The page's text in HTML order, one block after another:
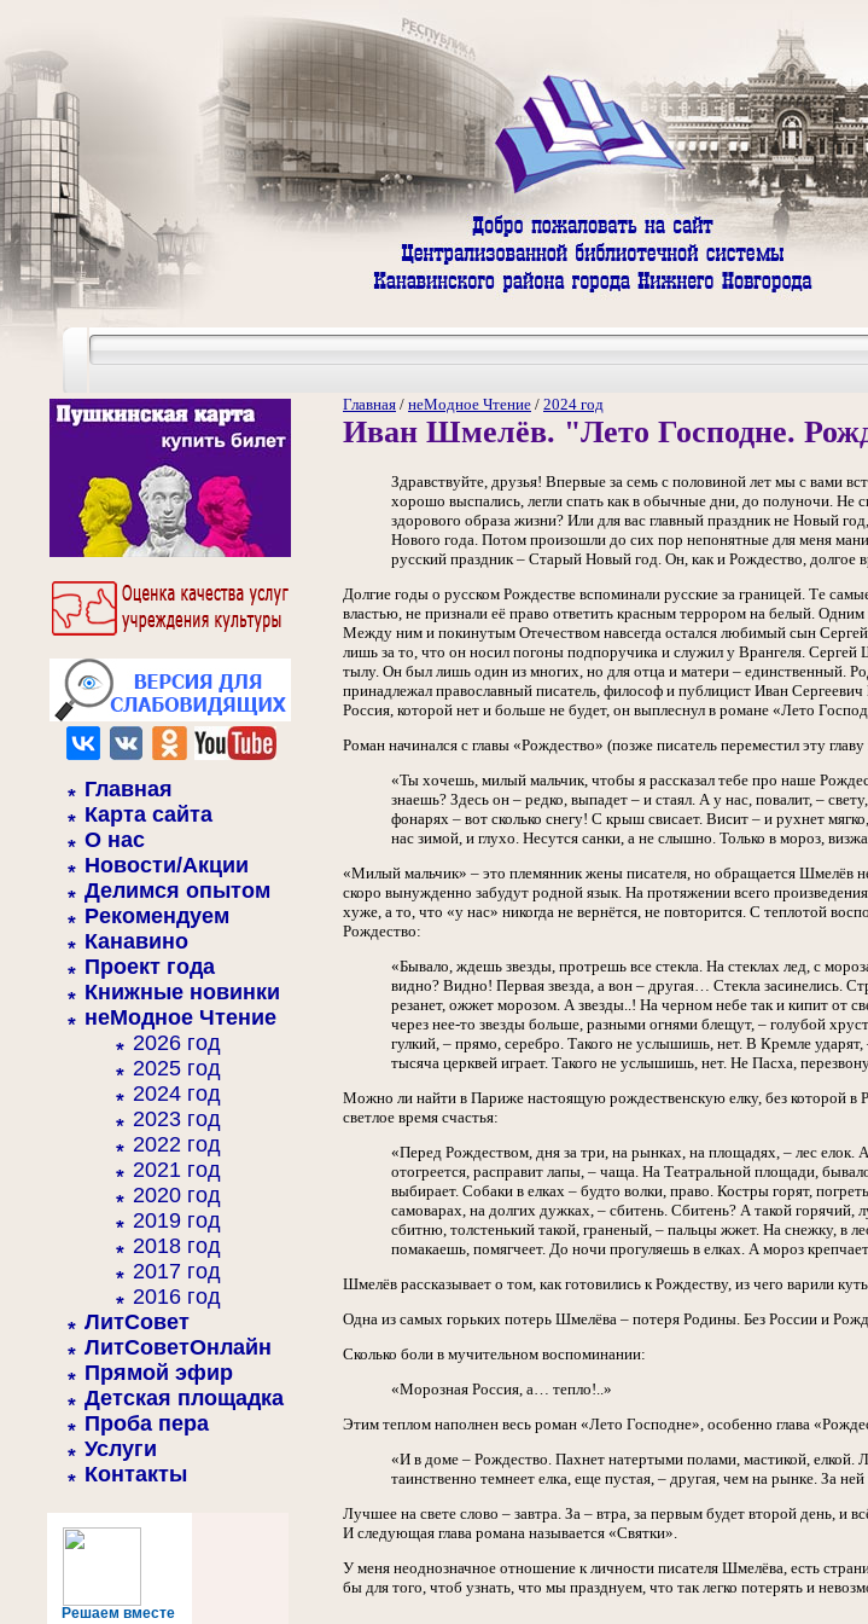
Главная
Карта сайта
О нас
Новости/Акции
Делимся опытом
Рекомендуем
Канавино
Проект года
Книжные новинки
неМодное Чтение
2026 год
2025 год
2024 год
2023 год
2022 год
2021 год
2020 год
2019 год
2018 год
2017 год
2016 год
ЛитСовет
ЛитСоветОнлайн
Прямой эфир
Детская площадка
Проба пера
Услуги
Контакты
Решаем вместе
Главная / неМодное Чтение / 2024 год
Иван Шмелёв. "Лето Господне.
Здравствуйте, друзья! Впервые за семь с половиной лет мы с вами
хорошо выспались, легли спать как в обычные дни, до полуночи. Не
здорового образа жизни? Или для вас главный праздник не Новый
Нового года. Потом произошли до сих пор непонятные для меня
русский праздник – Старый Новый год. Он, как и Рождество, долгое
Долгие годы о русском Рождестве вспоминали русские за границей. Те
властью, не признали её право ответить красным террором на белый. Одним
Между ним и покинутым Отечеством навсегда остался любимый сын
лишь за то, что он носил погоны подпоручика и служил у Врангеля. Сергей
тылу. Он был лишь один из многих, но для отца и матери – единственный.
принадлежал православный писатель, философ и публицист Иван
Россия, которой нет и больше не будет, он выплеснул в романе «Лето
Роман начинался с главы «Рождество» (позже писатель переместил эту
«Ты хочешь, милый мальчик, чтобы я рассказал тебе про наше
знаешь? Здесь он – редко, выпадет – и стаял. А у нас, повалит, –
фонарях – вот сколько снегу! С крыш свисает. Висит – и рухнет
нас зимой, и глухо. Несутся санки, а не слышно. Только в мороз,
«Милый мальчик» – это племянник жены писателя, но обращается Шмелёв
скоро вынужденно забудут родной язык. На протяжении всего
хуже, а то, что «у нас» никогда не вернётся, не повторится. С теплотой
Рождество:
«Бывало, ждешь звезды, протрешь все стекла. На стеклах лед, с
видно? Видно! Первая звезда, а вон – другая… Стекла засинелись.
резанет, ожжет морозом. А звезды..! На черном небе так и кипит от
через нее-то звезды больше, разными огнями блещут, – голубой
гулкий, – прямо, серебро. Такого не услышишь, нет. В Кремле
тысяча церквей играет. Такого не услышишь, нет. Не Пасха,
Можно ли найти в Париже настоящую рождественскую елку, без которой в
светлое время счастья:
«Перед Рождеством, дня за три, на рынках, на площадях, – лес
отогреется, расправит лапы, – чаща. На Театральной площади,
выбирает. Собаки в елках – будто волки, право. Костры горят,
самоварах, на долгих дужках, – сбитень. Сбитень? А такой
сбитню, толстенький такой, граненый, – пальцы жжет. На снежку, в
помакаешь, помягчеет. До ночи прогуляешь в елках. А мороз
Шмелёв рассказывает о том, как готовились к Рождеству, из чего варили
Одна из самых горьких потерь Шмелёва – потеря Родины. Без России и
Сколько боли в мучительном воспоминании:
«Морозная Россия, а… тепло!..»
Этим теплом наполнен весь роман «Лето Господне», особенно глава
«И в доме – Рождество. Пахнет натертыми полами, мастикой, елкой.
таинственно темнеет елка, еще пустая, – другая, чем на рынке. За
Лучшее на свете слово – завтра. За – втра, за первым будет второй день,
И следующая глава романа называется «Святки».
У меня неоднозначное отношение к личности писателя Шмелёва, есть
бы для того, чтоб узнать, что мы празднуем, что так легко потерять и